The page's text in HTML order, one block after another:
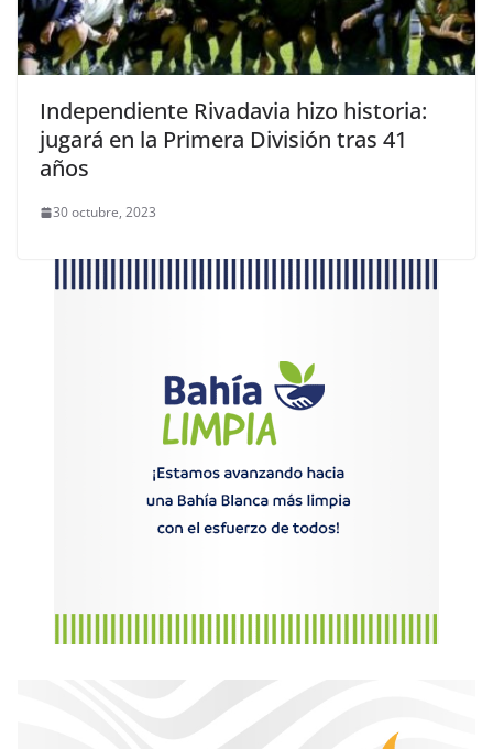
Independiente Rivadavia hizo historia:
jugará en la Primera División tras 41
años
30 octubre, 2023